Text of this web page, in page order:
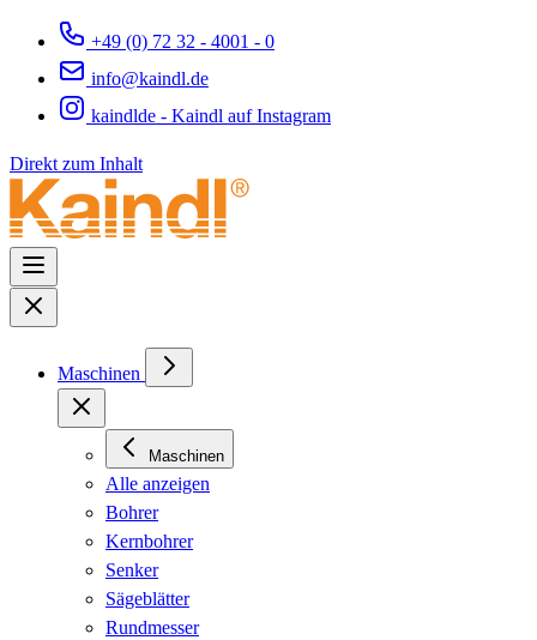
+49 (0) 72 32 - 4001 - 0
info@kaindl.de
kaindlde - Kaindl auf Instagram
Direkt zum Inhalt
Maschinen
Maschinen
Alle anzeigen
Bohrer
Kernbohrer
Senker
Sägeblätter
Rundmesser